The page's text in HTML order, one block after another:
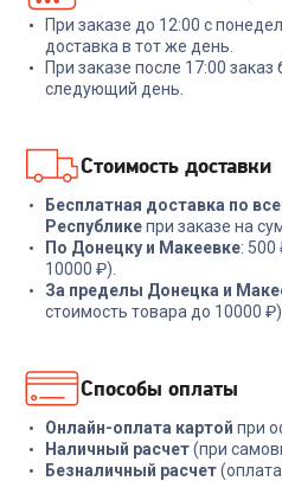
+ 89 бонусов
2 999₽
При заказе до 12:00 с
доставка в тот же день.
При заказе после 17:00
следующий день.
Стоимость доставки
Бесплатная доставка по
Республикепри заказе на
По Донецку и Макеевке: 500
10000 ₽).
За пределы Донецка и
стоимость товара до 10000 ₽).
Способы оплаты
Онлайн-оплата картой при
Наличный расчет(при
Безналичный расчет